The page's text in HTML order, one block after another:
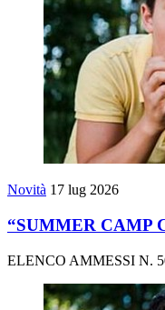
Novità 17 lug 2026
“SUMMER CAMP
ELENCO AMMESSI N.